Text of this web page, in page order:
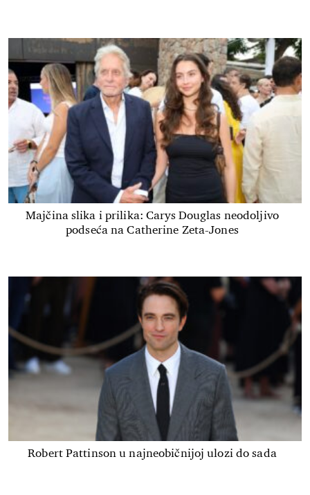
Majčina slika i prilika: Carys Douglas neodoljivo
podseća na Catherine Zeta-Jones
Robert Pattinson u najneobičnijoj ulozi do sada